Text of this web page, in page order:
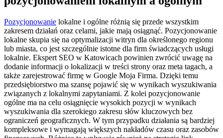
Pozycjonowanie lokalne i ogólne różnią się przede wszystkim
zakresem działań oraz celami, jakie mają osiągnąć. Pozycjonowanie
lokalne skupia się na optymalizacji witryn dla określonego regionu
lub miasta, co jest szczególnie istotne dla firm świadczących usługi
lokalnie. Ekspert SEO w Katowicach powinien zwrócić uwagę na
dodanie informacji o lokalizacji w treści strony oraz meta tagach, a
także zarejestrować firmę w Google Moja Firma. Dzięki temu
przedsiębiorstwo ma szansę pojawić się w wynikach wyszukiwania
związanych z lokalnymi zapytaniami. Z kolei pozycjonowanie
ogólne ma na celu osiągnięcie wysokich pozycji w wynikach
wyszukiwania dla szerokiego zakresu słów kluczowych bez
ograniczeń geograficznych. W tym przypadku działania są bardziej
kompleksowe i wymagają większych nakładów czasu oraz zasobów